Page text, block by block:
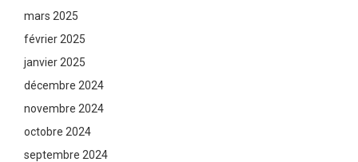
mars 2025
février 2025
janvier 2025
décembre 2024
novembre 2024
octobre 2024
septembre 2024